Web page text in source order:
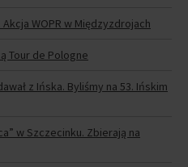
WOPR w Międzyzdrojach
Tour de Pologne
z Ińska. Byliśmy na 53. Ińskim
w Szczecinku. Zbierają na